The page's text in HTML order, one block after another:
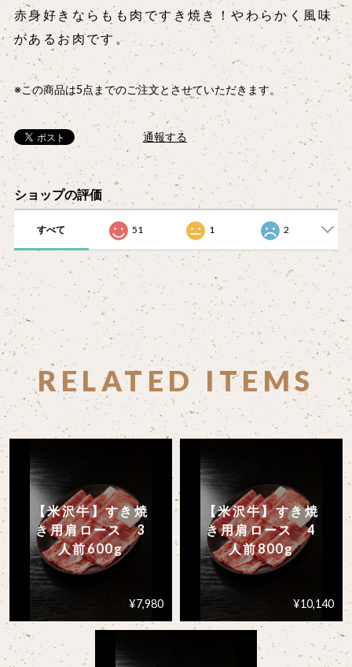
赤身好きならもも肉ですき焼き！やわらかく風味
があるお肉です。
※この商品は5点までのご注文とさせていただきます。
通報する
ショップの評価
すべて 51 1 2
RELATED ITEMS
【米沢牛】すき焼
き用肩ロース 3
人前600g
¥7,980
【米沢牛】すき焼
き用肩ロース 4
人前800g
¥10,140